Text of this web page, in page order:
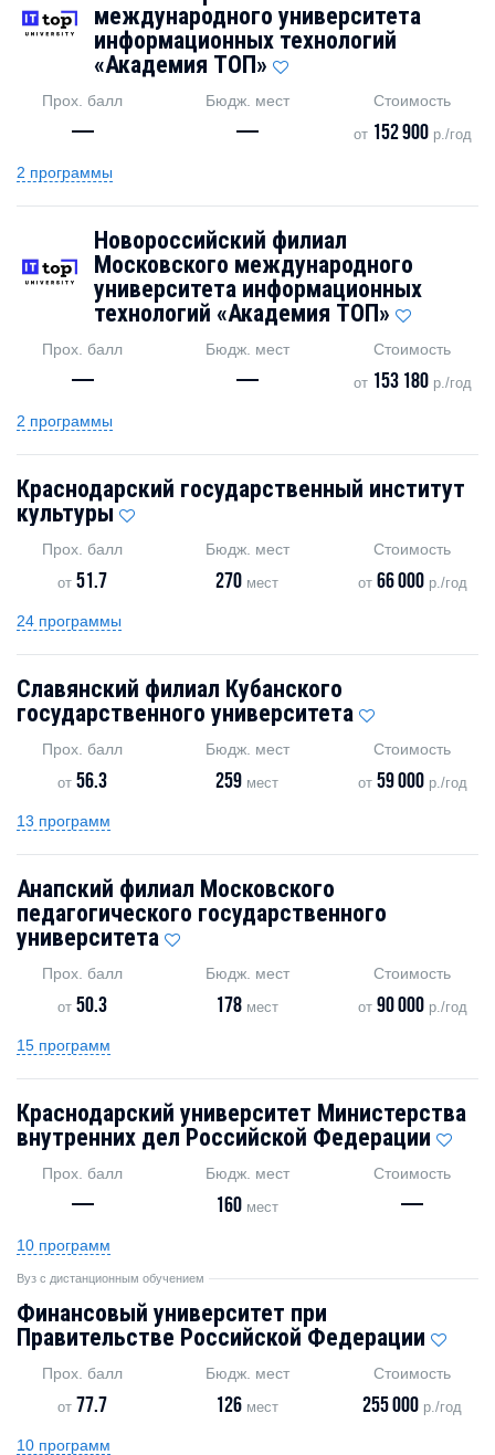
международного университета
информационных технологий
«Академия TOП»
Прох. балл
—
Бюдж. мест
—
Стоимость
от 152 900р./год
2 программы
Новороссийский филиал
Московского международного
университета информационных
технологий «Академия TOП»
Прох. балл
—
Бюдж. мест
—
Стоимость
от 153 180р./год
2 программы
Краснодарский государственный институт
культуры
Прох. балл
от51.7
Бюдж. мест
270 мест
Стоимость
от 66 000р./год
24 программы
Славянский филиал Кубанского
государственного университета
Прох. балл
от56.3
Бюдж. мест
259 мест
Стоимость
от 59 000р./год
13 программ
Анапский филиал Московского
педагогического государственного
университета
Прох. балл
от50.3
Бюдж. мест
178 мест
Стоимость
от 90 000р./год
15 программ
Краснодарский университет Министерства
внутренних дел Российской Федерации
Прох. балл
—
Бюдж. мест
160 мест
Стоимость
—
10 программ
Вуз с дистанционным обучением
Финансовый университет при
Правительстве Российской Федерации
Прох. балл
от 77.7
Бюдж. мест
126 мест
Стоимость
255 000 р./год
10 программ